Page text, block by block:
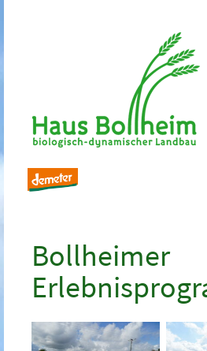
Bollheimer